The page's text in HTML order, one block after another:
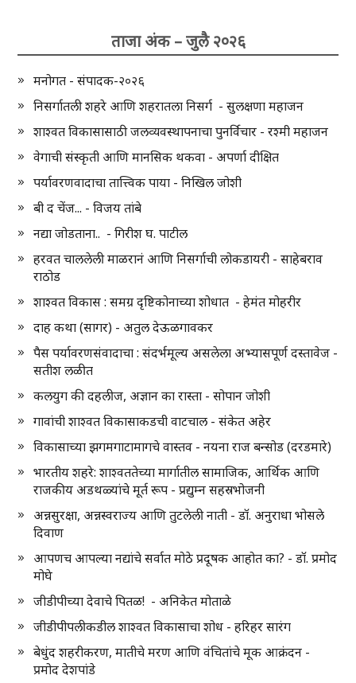
ताजा अंक – जुलै २०२६
मनोगत - संपादक-२०२६
निसर्गातली शहरे आणि शहरातला निसर्ग - सुलक्षणा महाजन
शाश्वत विकासासाठी जलव्यवस्थापनाचा पुनर्विचार - रश्मी महाजन
वेगाची संस्कृती आणि मानसिक थकवा - अपर्णा दीक्षित
पर्यावरणवादाचा तात्त्विक पाया - निखिल जोशी
बी द चेंज... - विजय तांबे
नद्या जोडताना.. - गिरीश घ. पाटील
हरवत चाललेली माळरानं आणि निसर्गाची लोकडायरी - साहेबराव
राठोड
शाश्वत विकास : समग्र दृष्टिकोनाच्या शोधात - हेमंत मोहरीर
दाह कथा (सागर) - अतुल देऊळगावकर
पैस पर्यावरणसंवादाचा : संदर्भमूल्य असलेला अभ्यासपूर्ण दस्तावेज -
सतीश लळीत
कलयुग की दहलीज, अज्ञान का रास्ता - सोपान जोशी
गावांची शाश्वत विकासाकडची वाटचाल - संकेत अहेर
विकासाच्या झगमगाटामागचे वास्तव - नयना राज बन्सोड (दरडमारे)
भारतीय शहरे: शाश्वततेच्या मार्गातील सामाजिक, आर्थिक आणि
राजकीय अडथळ्यांचे मूर्त रूप - प्रद्युम्न सहस्रभोजनी
अन्नसुरक्षा, अन्नस्वराज्य आणि तुटलेली नाती - डॉ. अनुराधा भोसले
दिवाण
आपणच आपल्या नद्यांचे सर्वात मोठे प्रदूषक आहोत का? - डॉ. प्रमोद
मोघे
जीडीपीच्या देवाचे पितळ! - अनिकेत मोताळे
जीडीपीपलीकडील शाश्वत विकासाचा शोध - हरिहर सारंग
बेधुंद शहरीकरण, मातीचे मरण आणि वंचितांचे मूक आक्रंदन -
प्रमोद देशपांडे